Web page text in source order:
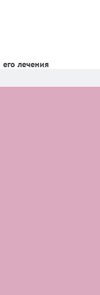
лечения